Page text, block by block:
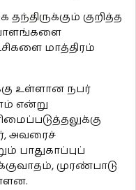
குறித்த
மாத்திரம்
உள்ளான நபர்
என்று
அவரைச்
பாதுகாப்புப்
முரண்பாடு